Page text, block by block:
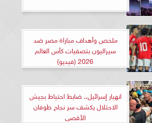
ملخص وأهداف مباراة مصر ضد
سيراليون بتصفيات كأس العالم
2026 (فيديو)
انهيار إسرائيل.. ضابط احتياط بجيش
الاحتلال يكشف سر نجاح طوفان
الأقصى